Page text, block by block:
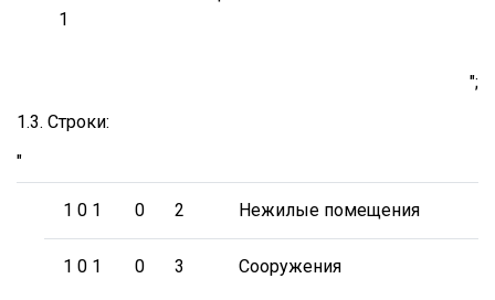
1
";
1.3. Строки:
"
1 0 1 0 2 Нежилые помещения
1 0 1 0 3 Сооружения